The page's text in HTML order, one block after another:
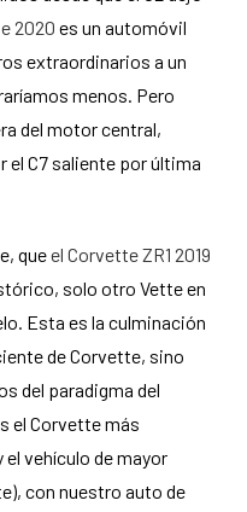
2020 es un automóvil
extraordinarios a un
menos. Pero
del motor central,
el C7 saliente por última
queel Corvette ZR1 2019
solo otro Vette en
Esta es la culminación
de Corvette, sino
del paradigma del
el Corvette más
vehículo de mayor
con nuestro auto de